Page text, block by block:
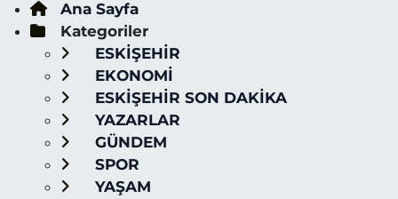
Ana Sayfa
Kategoriler
ESKİŞEHİR
EKONOMİ
ESKİŞEHİR SON DAKİKA
YAZARLAR
GÜNDEM
SPOR
YAŞAM